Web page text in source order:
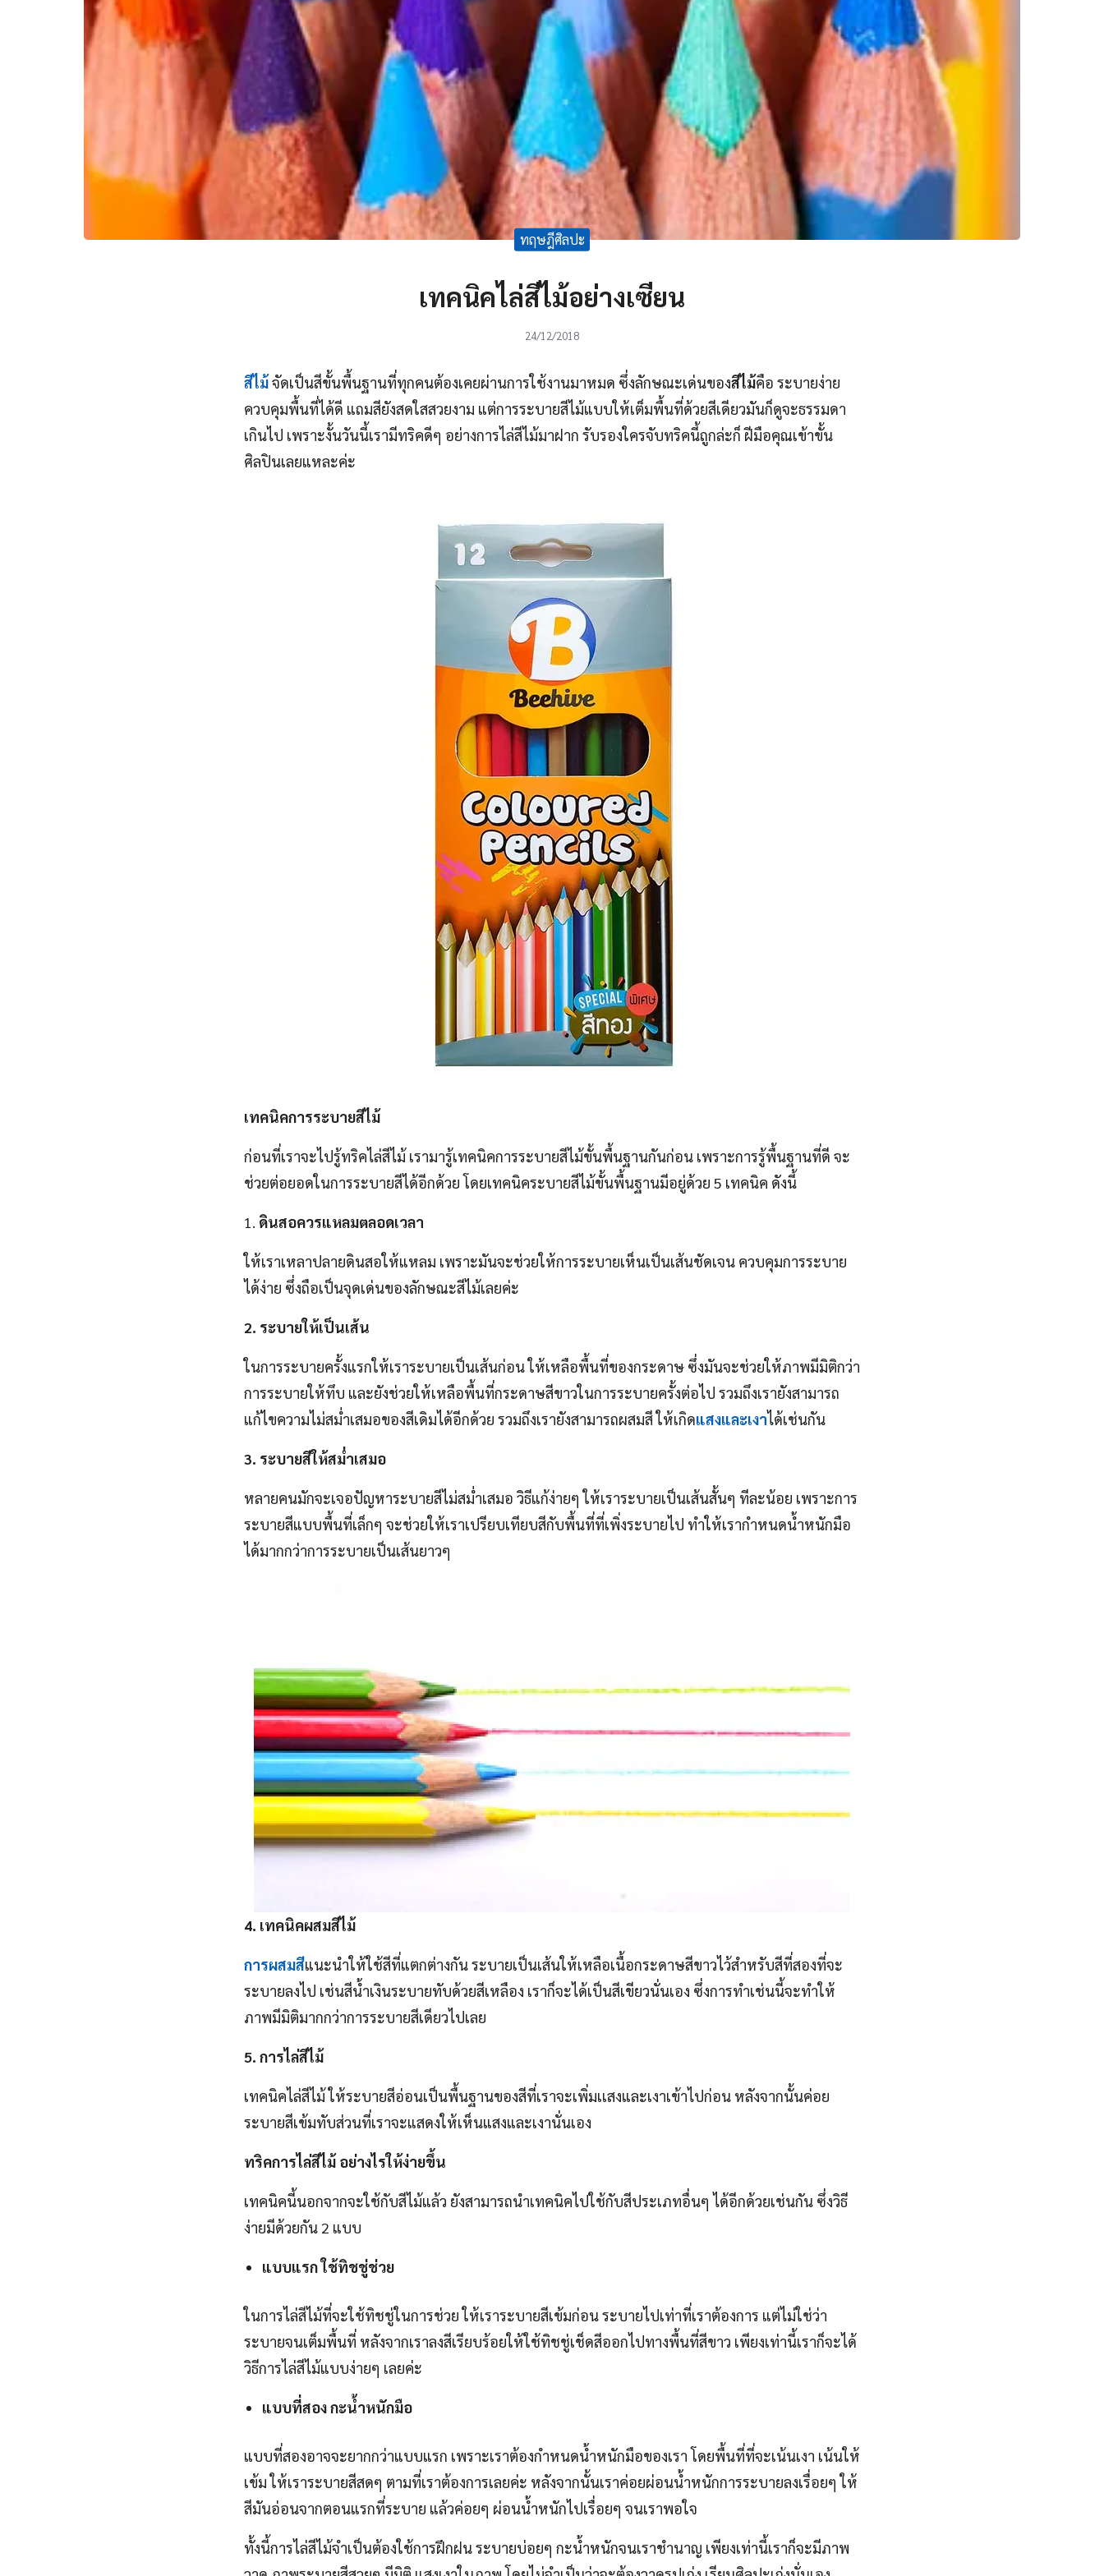
ทฤษฎีศิลปะ
เทคนิคไล่สีไม้อย่างเซียน
24/12/2018
สีไม้จัดเป็นสีขั้นพื้นฐานที่ทุกคนต้องเคยผ่านการใช้งานมาหมด ซึ่งลักษณะเด่นของสีไม้คือ ระบายง่าย
ควบคุมพื้นที่ได้ดี แถมสียังสดใสสวยงาม แต่การระบายสีไม้แบบให้เต็มพื้นที่ด้วยสีเดียวมันก็ดูจะธรรมดา
เกินไป เพราะงั้นวันนี้เรามีทริคดีๆ อย่างการไล่สีไม้มาฝาก รับรองใครจับทริคนี้ถูกล่ะก็ ฝีมือคุณเข้าขั้น
ศิลปินเลยแหละค่ะ
เทคนิคการระบายสีไม้
ก่อนที่เราจะไปรู้ทริคไล่สีไม้ เรามารู้เทคนิคการระบายสีไม้ขั้นพื้นฐานกันก่อน เพราะการรู้พื้นฐานที่ดี จะ
ช่วยต่อยอดในการระบายสีได้อีกด้วย โดยเทคนิคระบายสีไม้ขั้นพื้นฐานมีอยู่ด้วย 5 เทคนิค ดังนี้
1. ดินสอควรแหลมตลอดเวลา
ให้เราเหลาปลายดินสอให้แหลม เพราะมันจะช่วยให้การระบายเห็นเป็นเส้นชัดเจน ควบคุมการระบาย
ได้ง่าย ซึ่งถือเป็นจุดเด่นของลักษณะสีไม้เลยค่ะ
2. ระบายให้เป็นเส้น
ในการระบายครั้งแรกให้เราระบายเป็นเส้นก่อน ให้เหลือพื้นที่ของกระดาษ ซึ่งมันจะช่วยให้ภาพมีมิติกว่า
การระบายให้ทึบ และยังช่วยให้เหลือพื้นที่กระดาษสีขาวในการระบายครั้งต่อไป รวมถึงเรายังสามารถ
แก้ไขความไม่สม่ำเสมอของสีเดิมได้อีกด้วย รวมถึงเรายังสามารถผสมสี ให้เกิดแสงและเงาได้เช่นกัน
3. ระบายสีให้สม่ำเสมอ
หลายคนมักจะเจอปัญหาระบายสีไม่สม่ำเสมอ วิธีแก้ง่ายๆ ให้เราระบายเป็นเส้นสั้นๆ ทีละน้อย เพราะการ
ระบายสีแบบพื้นที่เล็กๆ จะช่วยให้เราเปรียบเทียบสีกับพื้นที่ที่เพิ่งระบายไป ทำให้เรากำหนดน้ำหนักมือ
ได้มากกว่าการระบายเป็นเส้นยาวๆ
4. เทคนิคผสมสีไม้
การผสมสีแนะนำให้ใช้สีที่แตกต่างกัน ระบายเป็นเส้นให้เหลือเนื้อกระดาษสีขาวไว้สำหรับสีที่สองที่จะ
ระบายลงไป เช่นสีน้ำเงินระบายทับด้วยสีเหลือง เราก็จะได้เป็นสีเขียวนั่นเอง ซึ่งการทำเช่นนี้จะทำให้
ภาพมีมิติมากกว่าการระบายสีเดียวไปเลย
5. การไล่สีไม้
เทคนิคไล่สีไม้ ให้ระบายสีอ่อนเป็นพื้นฐานของสีที่เราจะเพิ่มเเสงและเงาเข้าไปก่อน หลังจากนั้นค่อย
ระบายสีเข้มทับส่วนที่เราจะแสดงให้เห็นแสงและเงานั่นเอง
ทริคการไล่สีไม้ อย่างไรให้ง่ายขึ้น
เทคนิคนี้นอกจากจะใช้กับสีไม้แล้ว ยังสามารถนำเทคนิคไปใช้กับสีประเภทอื่นๆ ได้อีกด้วยเช่นกัน ซึ่งวิธี
ง่ายมีด้วยกัน 2 แบบ
แบบแรก ใช้ทิชชู่ช่วย
ในการไล่สีไม้ที่จะใช้ทิชชู่ในการช่วย ให้เราระบายสีเข้มก่อน ระบายไปเท่าที่เราต้องการ แต่ไม่ใช่ว่า
ระบายจนเต็มพื้นที่ หลังจากเราลงสีเรียบร้อยให้ใช้ทิชชู่เช็ดสีออกไปทางพื้นที่สีขาว เพียงเท่านี้เราก็จะได้
วิธีการไล่สีไม้แบบง่ายๆ เลยค่ะ
แบบที่สอง กะน้ำหนักมือ
แบบที่สองอาจจะยากกว่าแบบแรก เพราะเราต้องกำหนดน้ำหนักมือของเรา โดยพื้นที่ที่จะเน้นเงา เน้นให้
เข้ม ให้เราระบายสีสดๆ ตามที่เราต้องการเลยค่ะ หลังจากนั้นเราค่อยผ่อนน้ำหนักการระบายลงเรื่อยๆ ให้
สีมันอ่อนจากตอนแรกที่ระบาย แล้วค่อยๆ ผ่อนน้ำหนักไปเรื่อยๆ จนเราพอใจ
ทั้งนี้การไล่สีไม้จำเป็นต้องใช้การฝึกฝน ระบายบ่อยๆ กะน้ำหนักจนเราชำนาญ เพียงเท่านี้เราก็จะมีภาพ